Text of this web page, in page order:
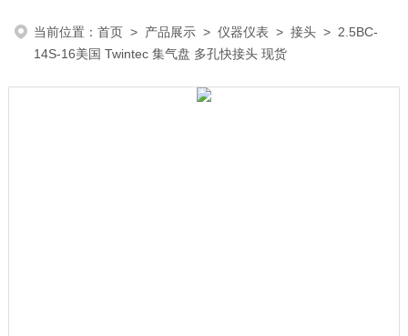
当前位置：首页 > 产品展示 >仪器仪表 >接头 > 2.5BC-
14S-16美国 Twintec 集气盘 多孔快接头 现货